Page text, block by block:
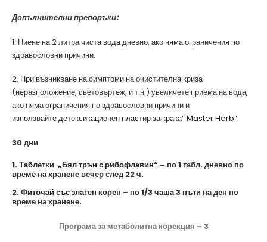
Допълнителни препоръки:
1. Пиене на 2 литра чиста вода дневно, ако няма ограничения по
здравословни причини.
2. При възникване на симптоми на очистителна криза
(неразположение, световъртеж, и т.н.) увеличете приема на вода,
ако няма ограничения по здравословни причини и
използвайтедетоксикационен пластир за крака“ Master Herb“.
30 дни
1.Таблетки „Бял трън с рибофлавин“ – по 1 табл. дневно по
време на хранене вечер след 22 ч.
2.Фиточай със златен корен – по 1/3 чаша 3 пъти на ден по
време на хранене.
Програма за метаболитна корекция – 3